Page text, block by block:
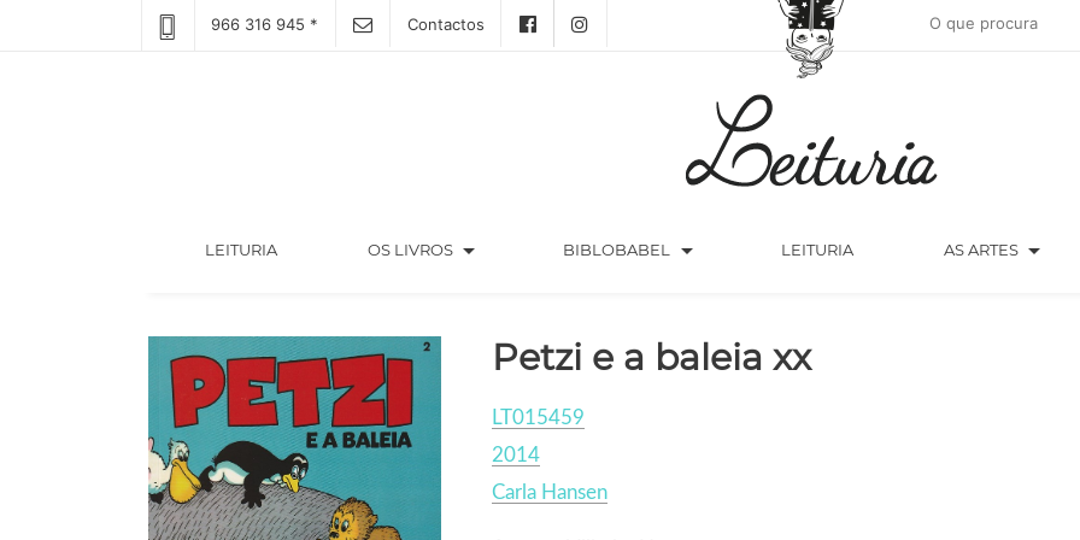
966 316 945 * Contactos
LEITURIA(CURRENT) OS LIVROS arrow_drop_down BIBLOBABEL arrow_drop_down LEITURIA AS ARTES arrow_drop_down
Petzi e a baleia xx
LT015459
2014
Carla Hansen